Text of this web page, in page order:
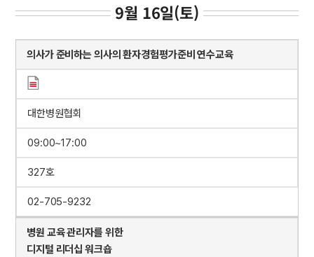
9월 16일(토)
의사가 준비하는 의사의 환자경험평가준비 연수교육
대한병원협회
09:00~17:00
327호
02-705-9232
병원 교육 관리자를 위한
디지털 리더십 워크숍